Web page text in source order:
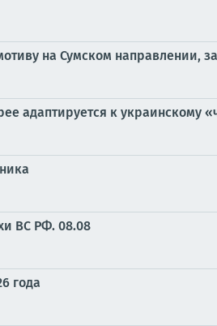
на Сумском направлении,
адаптируется к украинскому
ВС РФ. 08.08
года